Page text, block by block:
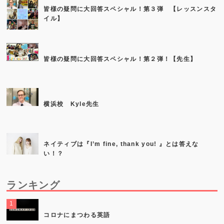
皆様の疑問に大回答スペシャル！第３弾 【レッスンスタ
イル】
皆様の疑問に大回答スペシャル！第２弾！【先生】
横浜校 Kyle先生
ネイティブは『I’m fine, thank you! 』とは答えな
い！？
ランキング
コロナにまつわる英語